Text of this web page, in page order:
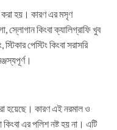
করা হয়। কারণ এর মসৃণ
স্লোগান কিংবা ক্যালিগ্রাফি খুব
পেস্টিং কিংবা সরাসরি
হয়েছে। কারণ এই নরমাল ও
কিংবা এর পলিশ নষ্ট হয় না। এটি